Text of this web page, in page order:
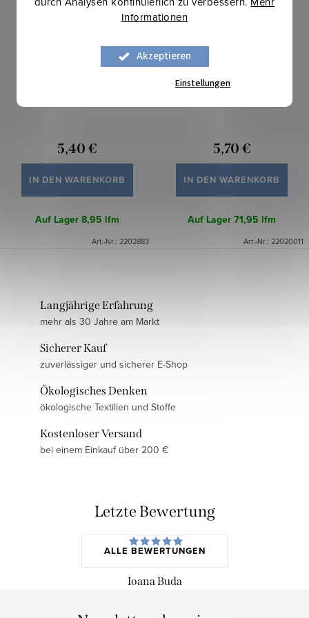
Informationen
Akzeptieren
Einstellungen
5,40 €
IN DEN WARENKORB
Auf Lager8,95 lfm
Art.-Nr.: 2202883
5,70 €
IN DEN WARENKORB
Auf Lager71,95 lfm
Art.-Nr.: 22020011
Langjährige Erfahrung
mehr als 30 Jahre am Markt
Sicherer Kauf
zuverlässiger und sicherer E-Shop
Ökologisches Denken
ökologische Textilien und Stoffe
Kostenloser Versand
bei einem Einkauf über 200 €
Letzte Bewertung
ALLE BEWERTUNGEN
Ioana Buda